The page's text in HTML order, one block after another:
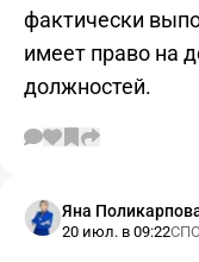
фактически
имеет право на
должностей.
Яна
20 июл. в 09:22